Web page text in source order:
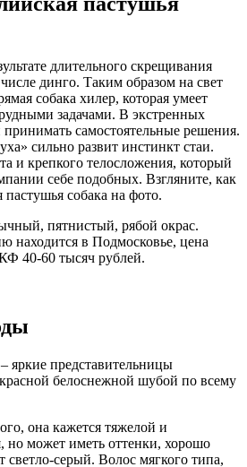
длительного скрещивания
динго. Таким образом на свет
собака хилер, которая умеет
задачами. В экстренных
принимать самостоятельные решения.
сильно развит инстинкт стаи.
и крепкого телосложения, который
себе подобных. Взгляните, как
пастушья собака на фото.
пятнистый, рябой окрас.
находится в Подмосковье, цена
40-60 тысяч рублей.
яркие представительницы
белоснежной шубой по всему
она кажется тяжелой и
но может иметь оттенки, хорошо
светло-серый. Волос мягкого типа,